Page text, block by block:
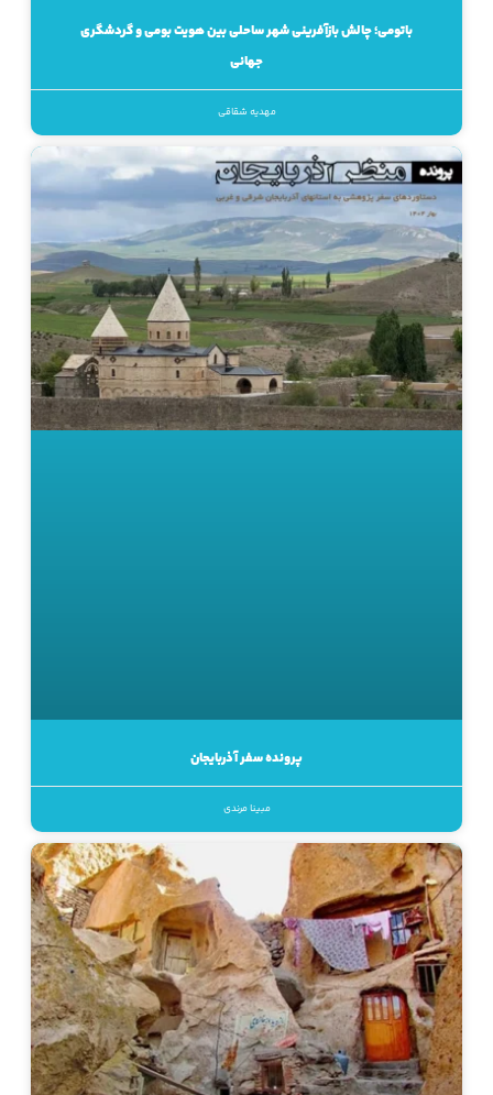
باتومی؛ چالش بازآفرینی شهر ساحلی بین هویت بومی و گردشگری
جهانی
مهدیه شقاقی
پرونده سفر آذربایجان
مبینا مرندی